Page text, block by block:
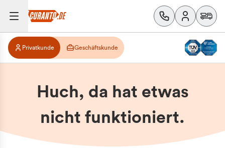
Privatkunde Geschäftskunde
Huch, da hat etwas
nicht funktioniert.